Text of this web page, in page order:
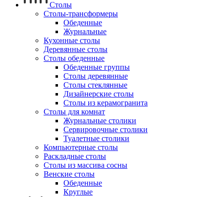
Столы
Столы-трансформеры
Обеденные
Журнальные
Кухонные столы
Деревянные столы
Столы обеденные
Обеденные группы
Столы деревянные
Столы стеклянные
Дизайнерские столы
Столы из керамогранита
Столы для комнат
Журнальные столики
Сервировочные столики
Туалетные столики
Компьютерные столы
Раскладные столы
Столы из массива сосны
Венские столы
Обеденные
Круглые